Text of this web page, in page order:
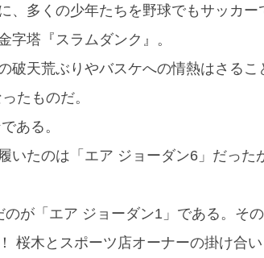
、多くの少年たちを野球でもサッカ
字塔『スラムダンク』。
破天荒ぶりやバスケへの情熱はさるこ
たものだ。
ある。
いたのは「エア ジョーダン6」だった
が「エア ジョーダン1」である。そ
桜木とスポーツ店オーナーの掛け合